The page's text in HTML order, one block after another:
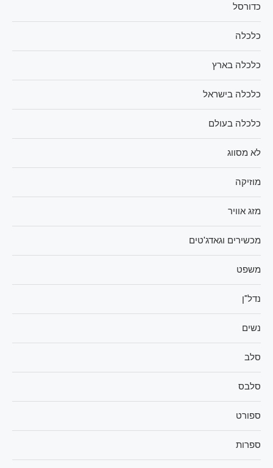
כדורסל
כלכלה
כלכלה בארץ
כלכלה בישראל
כלכלה בעולם
לא מסווג
מוזיקה
מזג אוויר
מכשירים וגאדג'טים
משפט
נדל"ן
נשים
סלב
סלבס
ספורט
ספרות